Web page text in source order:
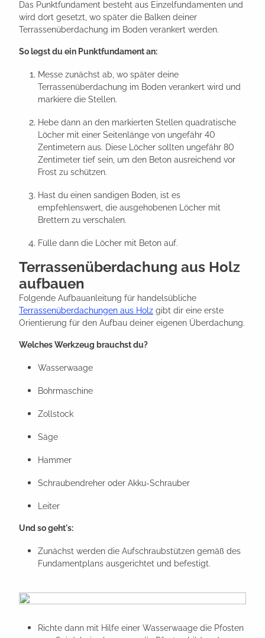
Das Punktfundament besteht aus Einzelfundamenten und
wird dort gesetzt, wo später die Balken deiner
Terrassenüberdachung im Boden verankert werden.
So legst du ein Punktfundament an:
Messe zunächst ab, wo später deine
Terrassenüberdachung im Boden verankert wird und
markiere die Stellen.
Hebe dann an den markierten Stellen quadratische
Löcher mit einer Seitenlänge von ungefähr 40
Zentimetern aus. Diese Löcher sollten ungefähr 80
Zentimeter tief sein, um den Beton ausreichend vor
Frost zu schützen.
Hast du einen sandigen Boden, ist es
empfehlenswert, die ausgehobenen Löcher mit
Brettern zu verschalen.
Fülle dann die Löcher mit Beton auf.
Terrassenüberdachung aus Holz
aufbauen
Folgende Aufbauanleitung für handelsübliche
Terrassenüberdachungen aus Holz gibt dir eine erste
Orientierung für den Aufbau deiner eigenen Überdachung.
Welches Werkzeug brauchst du?
Wasserwaage
Bohrmaschine
Zollstock
Säge
Hammer
Schraubendreher oder Akku-Schrauber
Leiter
Und so geht's:
Zunächst werden die Aufschraubstützen gemäß des
Fundamentplans ausgerichtet und befestigt.
Richte dann mit Hilfe einer Wasserwaage die Pfosten